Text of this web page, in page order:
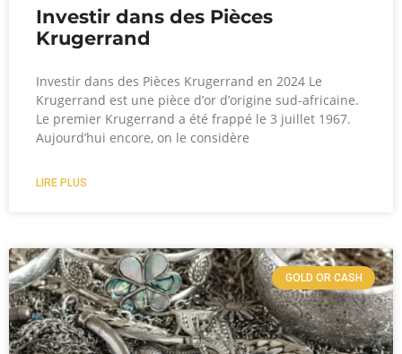
Investir dans des Pièces
Krugerrand
Investir dans des Pièces Krugerrand en 2024 Le
Krugerrand est une pièce d’or d’origine sud-africaine.
Le premier Krugerrand a été frappé le 3 juillet 1967.
Aujourd’hui encore, on le considère
LIRE PLUS
GOLD OR CASH